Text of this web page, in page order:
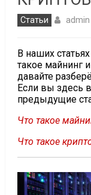
Статьи admin
В наших
такое майнинг
давайте
Если вы здесь
предыдущие
Что такое
Что такое